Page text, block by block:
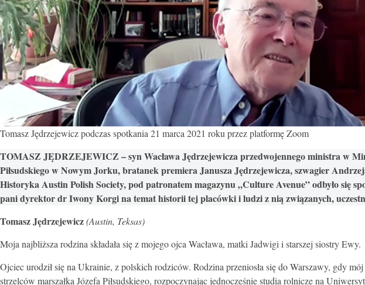
Tomasz Jędrzejewicz podczas spotkania 21 marca 2021 roku przez platformę Zoom
TOMASZ JĘDRZEJEWICZ – syn Wacława Jędrzejewicza przedwojennego ministra w
Piłsudskiego w Nowym Jorku, bratanek premiera Janusza Jędrzejewicza, szwagier
Historyka Austin Polish Society, pod patronatem magazynu „Culture Avenue” odbyło się
pani dyrektor dr Iwony Korgi na temat historii tej placówki i ludzi z nią związanych,
Tomasz Jędrzejewicz(Austin, Teksas)
Moja najbliższa rodzina składała się z mojego ojca Wacława, matki Jadwigi i starszej siostry Ewy.
Ojciec urodził się na Ukrainie, z polskich rodziców. Rodzina przeniosła się do Warszawy, gdy
strzelców marszałka Józefa Piłsudskiego, rozpoczynając jednocześnie studia rolnicze na